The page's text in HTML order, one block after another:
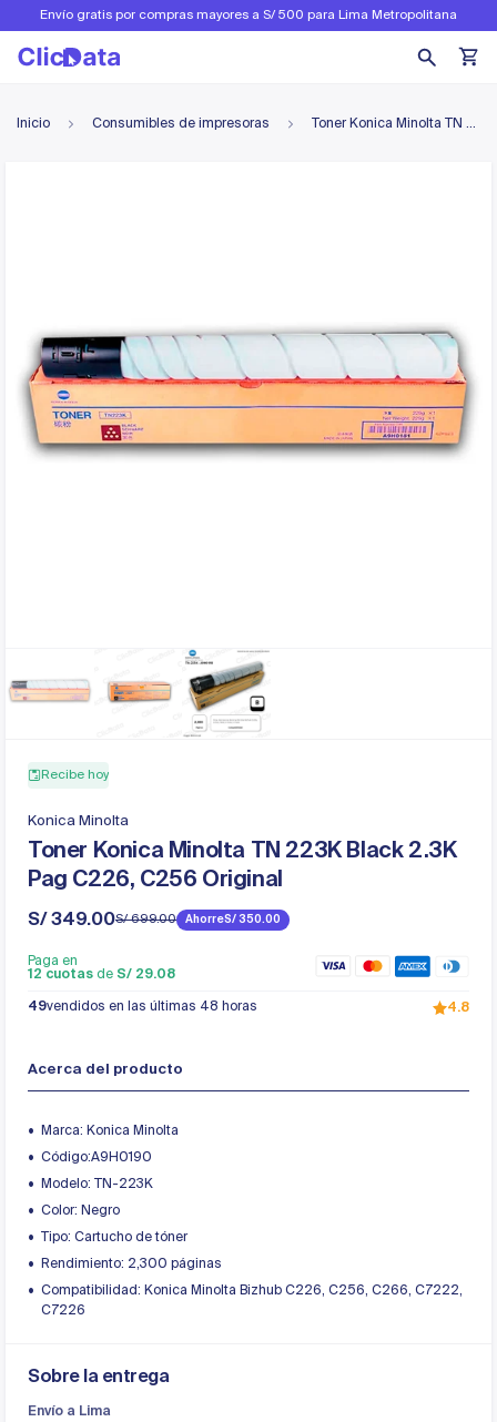
Envío gratis por compras mayores a S/ 500 para Lima Metropolitana
Inicio Consumibles de impresoras Toner Konica Minolta TN 223K Black 2.3K Pag C226, C256 Original
Recibe hoy
Konica Minolta
Toner Konica Minolta TN 223K Black 2.3K
Pag C226, C256 Original
Precio
venta
S/ 349.00
Precio
S/ 699.00 AhorreS/ 350.00
Paga en
12 cuotas de S/ 29.08
49vendidos en las últimas 48 horas 4.8
Acerca del producto
Marca: Konica Minolta
Código:A9H0190
Modelo: TN-223K
Color: Negro
Tipo: Cartucho de tóner
Rendimiento: 2,300 páginas
Compatibilidad: Konica Minolta Bizhub C226, C256, C266, C7222,
C7226
Sobre la entrega
Envío a Lima